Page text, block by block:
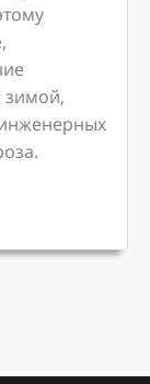
зимой,